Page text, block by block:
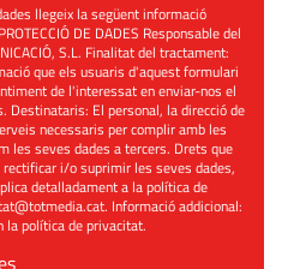
llegeix la següent informació
DE DADES Responsable del
S.L. Finalitat del tractament:
que els usuaris d'aquest formulari
de l'interessat en enviar-nos el
Destinataris: El personal, la direcció de
necessaris per complir amb les
les seves dades a tercers. Drets que
rectificar i/o suprimir les seves dades,
detalladament a la política de
. Informació addicional:
lapolítica de privacitat.